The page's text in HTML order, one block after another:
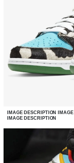
IMAGE DESCRIPTION
IMAGE DESCRIPTION